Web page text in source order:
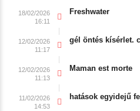
18/02/2026
16:11
Freshwater
12/02/2026
11:17
gél öntés kísérlet.
12/02/2026
11:13
Maman est morte
11/02/2026
14:53
hatások egyidejű